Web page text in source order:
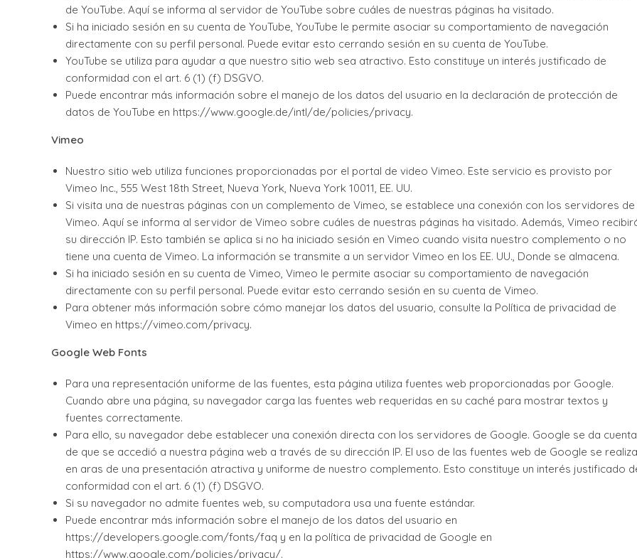
de YouTube. Aquí se informa al servidor de YouTube sobre cuáles de nuestras páginas ha visitado.
Si ha iniciado sesión en su cuenta de YouTube, YouTube le permite asociar su comportamiento de navegación
directamente con su perfil personal. Puede evitar esto cerrando sesión en su cuenta de YouTube.
YouTube se utiliza para ayudar a que nuestro sitio web sea atractivo. Esto constituye un interés justificado de
conformidad con el art. 6 (1) (f) DSGVO.
Puede encontrar más información sobre el manejo de los datos del usuario en la declaración de protección de
datos de YouTube en https://www.google.de/intl/de/policies/privacy.
Vimeo
Nuestro sitio web utiliza funciones proporcionadas por el portal de video Vimeo. Este servicio es provisto por
Vimeo Inc., 555 West 18th Street, Nueva York, Nueva York 10011, EE. UU.
Si visita una de nuestras páginas con un complemento de Vimeo, se establece una conexión con los servidores de
Vimeo. Aquí se informa al servidor de Vimeo sobre cuáles de nuestras páginas ha visitado. Además, Vimeo
su dirección IP. Esto también se aplica si no ha iniciado sesión en Vimeo cuando visita nuestro complemento o no
tiene una cuenta de Vimeo. La información se transmite a un servidor Vimeo en los EE. UU., Donde se almacena.
Si ha iniciado sesión en su cuenta de Vimeo, Vimeo le permite asociar su comportamiento de navegación
directamente con su perfil personal. Puede evitar esto cerrando sesión en su cuenta de Vimeo.
Para obtener más información sobre cómo manejar los datos del usuario, consulte la Política de privacidad de
Vimeo en https://vimeo.com/privacy.
Google Web Fonts
Para una representación uniforme de las fuentes, esta página utiliza fuentes web proporcionadas por Google.
Cuando abre una página, su navegador carga las fuentes web requeridas en su caché para mostrar textos y
fuentes correctamente.
Para ello, su navegador debe establecer una conexión directa con los servidores de Google. Google se da cuenta
de que se accedió a nuestra página web a través de su dirección IP. El uso de las fuentes web de Google se realiza
en aras de una presentación atractiva y uniforme de nuestro complemento. Esto constituye un interés justificado
conformidad con el art. 6 (1) (f) DSGVO.
Si su navegador no admite fuentes web, su computadora usa una fuente estándar.
Puede encontrar más información sobre el manejo de los datos del usuario en
https://developers.google.com/fonts/faq y en la política de privacidad de Google en
https://www.google.com/policies/privacy/.